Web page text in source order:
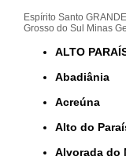
Espírito Santo
Grosso do Sul
Minas
ALTO
Abadiânia
Acreúna
Alto do
Alvorada do